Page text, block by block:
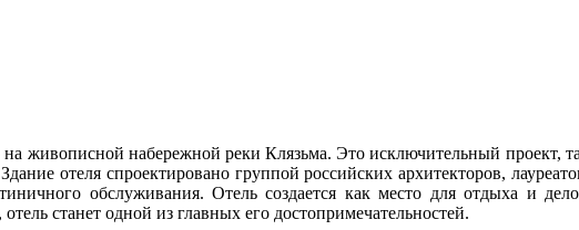
живописной набережной реки Клязьма. Это исключительный проект,
отеля спроектировано группой российских архитекторов,
обслуживания. Отель создается как место для отдыха и
станет одной из главных его достопримечательностей.